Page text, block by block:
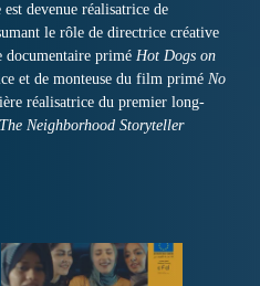
devenue réalisatrice de
le rôle de directrice créative
documentaire primé Hot Dogs on
et de monteuse du film primé No
réalisatrice du premier long-
Neighborhood Storyteller